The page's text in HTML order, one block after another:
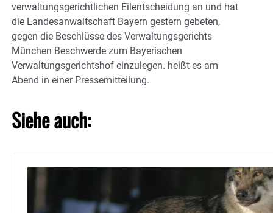
verwaltungsgerichtlichen Eilentscheidung an und hat
die Landesanwaltschaft Bayern gestern gebeten,
gegen die Beschlüsse des Verwaltungsgerichts
München Beschwerde zum Bayerischen
Verwaltungsgerichtshof einzulegen. heißt es am
Abend in einer Pressemitteilung.
Siehe auch: